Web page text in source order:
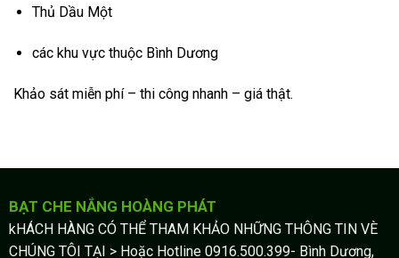
Thủ Dầu Một
các khu vực thuộc Bình Dương
Khảo sát miễn phí – thi công nhanh – giá thật.
BẠT CHE NẮNG HOÀNG PHÁT
kHÁCH HÀNG CÓ THỂ THAM KHẢO NHỮNG THÔNG TIN VÈ
CHÚNG TÔI TẠI > Hoặc Hotline 0916.500.399- Bình Dương,